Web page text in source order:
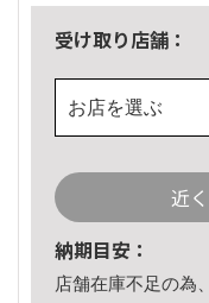
受け取り店舗：
お店を選ぶ
近
納期目安：
店舗在庫不足の為